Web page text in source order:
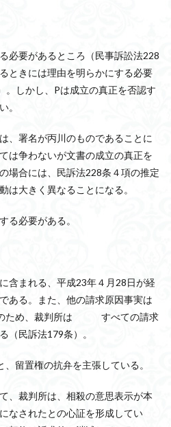
必要があるところ（民事訴訟法228
ときには理由を明らかにする必要
。しかし、Pは成立の真正を否認す
。
、署名が丙川のものであることに
は争わないが文書の成立の真正を
場合には、民訴法228条４項の推定
は大きく異なることになる。
る必要がある。
まれる、平成23年４月28日が経
る。また、他の請求原因事実は
のため、裁判所は すべての請求
（民訴法179条）。
留置権の抗弁を主張している。
裁判所は、相殺の意思表示が本
なされたとの心証を形成してい